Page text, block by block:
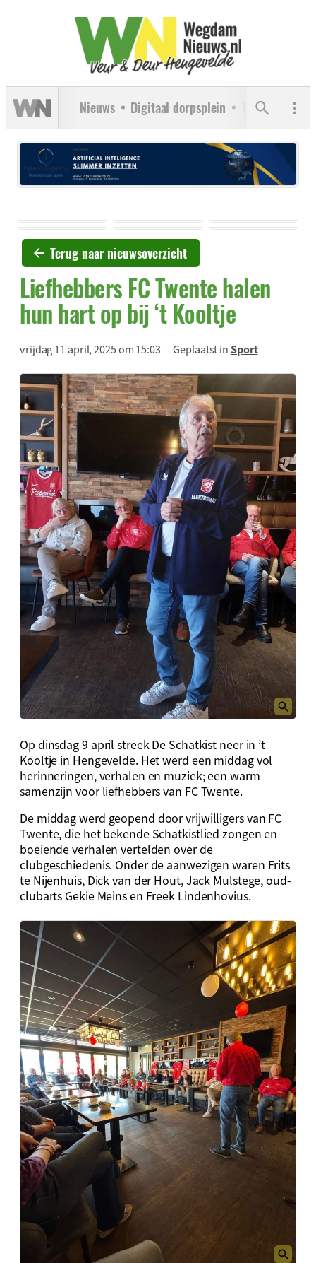
Nieuws Digitaal dorpsplein Verenigingen
Terug naar nieuwsoverzicht
Liefhebbers FC Twente halen
hun hart op bij ‘t Kooltje
vrijdag 11 april, 2025 om 15:03 Geplaatst inSport
Op dinsdag 9 april streek De Schatkist neer in ’t
Kooltje in Hengevelde. Het werd een middag vol
herinneringen, verhalen en muziek; een warm
samenzijn voor liefhebbers van FC Twente.
De middag werd geopend door vrijwilligers van FC
Twente, die het bekende Schatkistlied zongen en
boeiende verhalen vertelden over de
clubgeschiedenis. Onder de aanwezigen waren Frits
te Nijenhuis, Dick van der Hout, Jack Mulstege, oud-
clubarts Gekie Meins en Freek Lindenhovius.